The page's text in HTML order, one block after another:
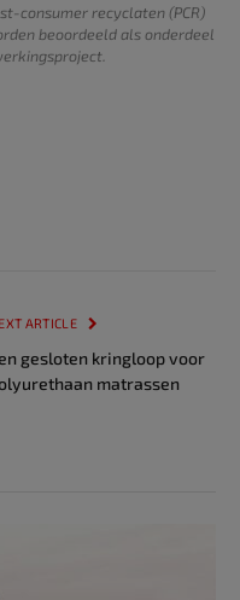
consumer recyclaten (PCR)
beoordeeld als onderdeel
ARTICLE
gesloten kringloop voor
matrassen